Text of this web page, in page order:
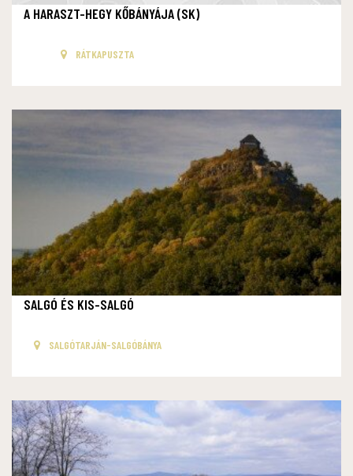
A HARASZT-HEGY KŐBÁNYÁJA (SK)
RÁTKAPUSZTA
SALGÓ ÉS KIS-SALGÓ
SALGÓTARJÁN-SALGÓBÁNYA